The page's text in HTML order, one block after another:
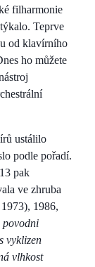
filharmonie
Teprve
od klavírního
ho můžete
ustálilo
podle pořadí.
pak
ve zhruba
1986,
povodni
vyklizen
vlhkost